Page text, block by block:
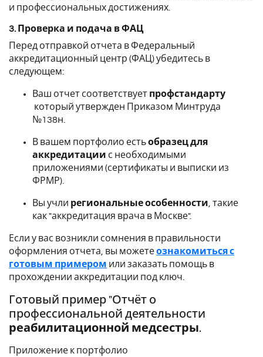
и профессиональных достижениях.
3. Проверка и подача в ФАЦ
Перед отправкой отчета в Федеральный
аккредитационный центр (ФАЦ) убедитесь в
следующем:
Ваш отчет соответствует профстандарту
который утвержден Приказом Минтруда
№138н.
В вашем портфолио естьобразец для
аккредитации с необходимыми
приложениями (сертификаты и выписки из
ФРМР).
Вы учли региональные особенности , такие
как "аккредитация врача в Москве".
Если у вас возникли сомнения в правильности
оформления отчета, вы можетеознакомиться с
готовым примером или заказать помощь в
прохождении аккредитации под ключ.
Готовый пример "Отчёт о
профессиональной деятельности
реабилитационной медсестры.
Приложение к портфолио